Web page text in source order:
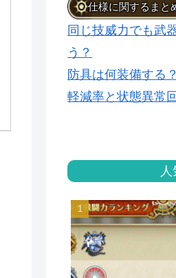
仕様に関するまと
同じ技威力でも武
う？
防具は何装備する
軽減率と状態異常